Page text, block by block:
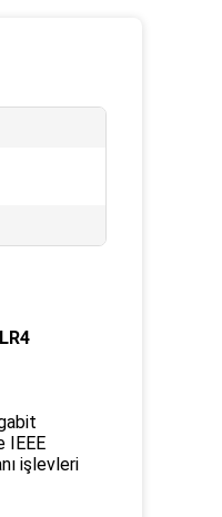
IEEE
işlevleri